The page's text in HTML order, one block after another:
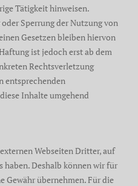
Tätigkeit hinweisen.
Sperrung der Nutzung von
Gesetzen bleiben hiervon
ist jedoch erst ab dem
Rechtsverletzung
entsprechenden
Inhalte umgehend
Webseiten Dritter, auf
Deshalb können wir für
Gewähr übernehmen. Für die